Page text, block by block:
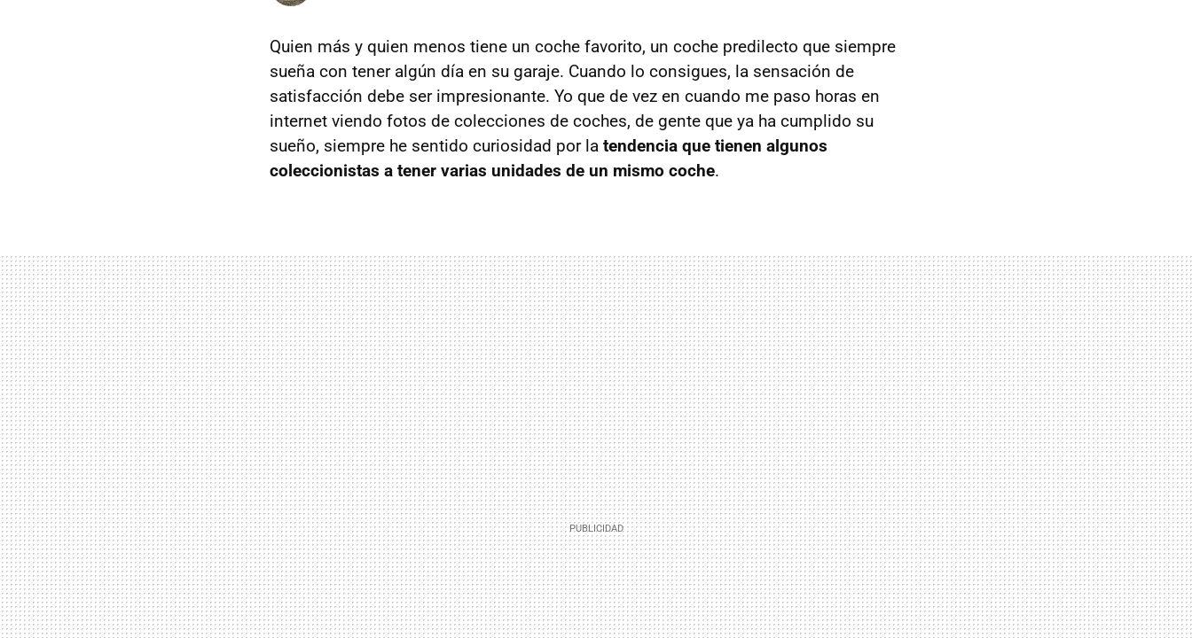
Quien más y quien menos tiene un coche favorito, un coche predilecto que siempre
sueña con tener algún día en su garaje. Cuando lo consigues, la sensación de
satisfacción debe ser impresionante. Yo que de vez en cuando me paso horas en
internet viendo fotos de colecciones de coches, de gente que ya ha cumplido su
sueño, siempre he sentido curiosidad por la tendencia que tienen algunos
coleccionistas a tener varias unidades de un mismo coche.